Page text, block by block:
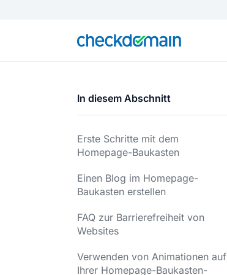
In diesem Abschnitt
Erste Schritte mit dem
Homepage-Baukasten
Einen Blog im Homepage-
Baukasten erstellen
FAQ zur Barrierefreiheit von
Websites
Verwenden von Animationen auf
Ihrer Homepage-Baukasten-